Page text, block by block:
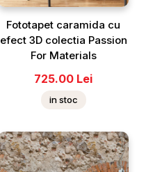
Fototapet caramida cu
efect 3D colectia Passion
For Materials
725.00 Lei
in stoc